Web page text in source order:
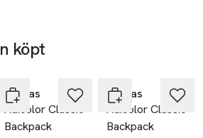
appreciate both style and utility, the
main compartment, front zip
cover provides added protection,
weather. The padded,
a comfortable fit, perfect for daily
köpt
-25%
Adidas
Adicolor Classic
Backpack
Adidas
Adicolor Classic
Backpack